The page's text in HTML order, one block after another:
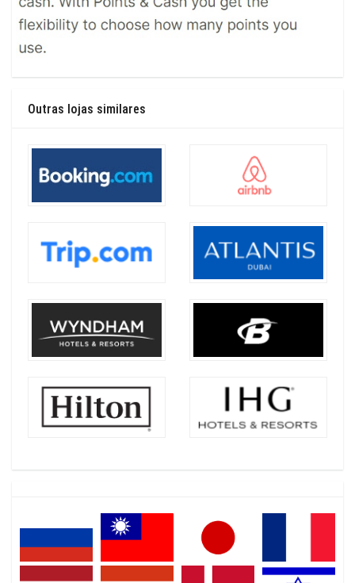
Outras lojas similares